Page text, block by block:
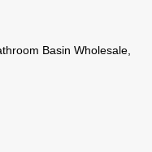
Basin Wholesale,